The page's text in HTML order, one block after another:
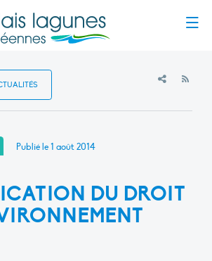
Publié le1 août 2014
DU DROIT